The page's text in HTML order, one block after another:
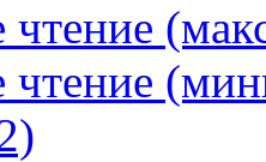
чтение
чтение